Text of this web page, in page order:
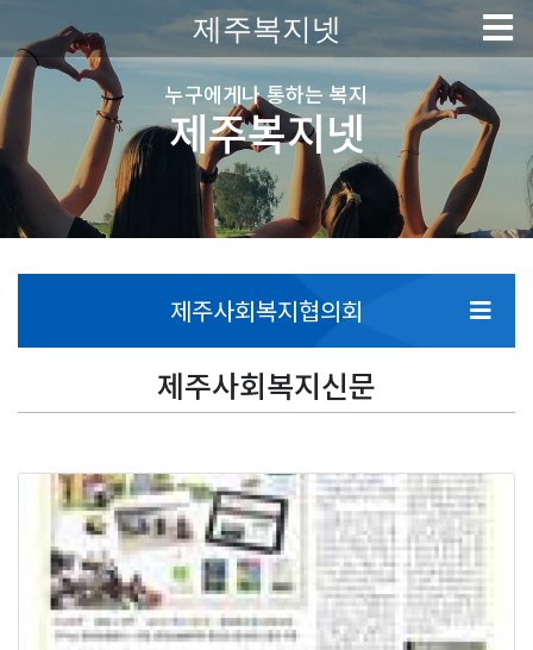
제주복지넷
누구에게나 통하는 복지
제주복지넷
제주사회복지협의회
제주사회복지신문